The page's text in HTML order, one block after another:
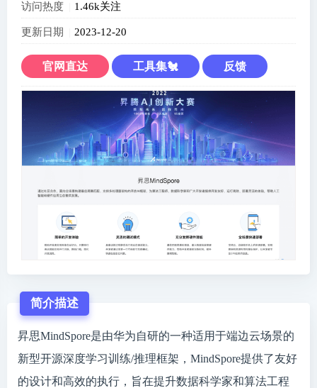
访问热度 1.46k关注
更新日期 2023-12-20
官网直达 工具集🐔 反馈
简介描述
昇思MindSpore是由华为自研的一种适用于端边云场景的
新型开源深度学习训练/推理框架，MindSpore提供了友好
的设计和高效的执行，旨在提升数据科学家和算法工程